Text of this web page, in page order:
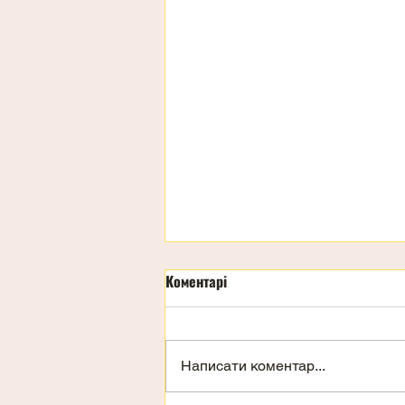
День дітей
Коментарі
Написати коментар...